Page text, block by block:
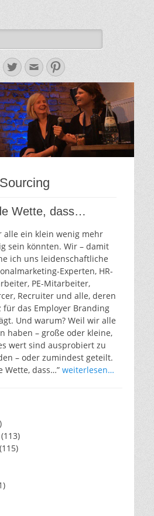
Blog
Twitter
E-
Mail-
Adresse
Pinterest
Sourcing
Wette, dass…
alle ein klein wenig mehr
sein könnten. Wir – damit
ich uns leidenschaftliche
Experten, HR-
PE-Mitarbeiter,
Recruiter und alle, deren
für das Employer Branding
Und warum? Weil wir alle
haben – große oder kleine,
wert sind ausprobiert zu
– oder zumindest geteilt.
Wette, dass…” weiterlesen…
(113)
(115)